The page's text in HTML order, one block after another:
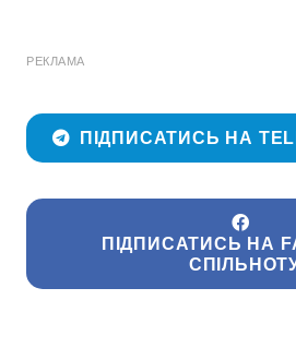
РЕКЛАМА
ПІДПИСАТИСЬ НА
ПІДПИСАТИСЬ НА